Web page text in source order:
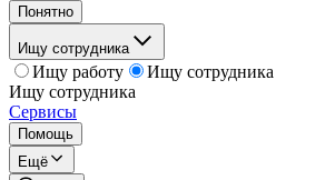
Понятно
Ищу сотрудника
Ищу работу
Ищу сотрудника
Ищу сотрудника
Сервисы
Помощь
Ещё